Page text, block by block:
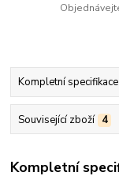
Kompletní specifikace
Související zboží 4
Kompletní